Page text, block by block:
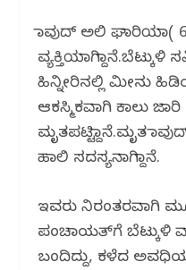
ದಾವುದ್ ಅಲಿ ಘಾರಿಯಾ(
ಹಿನ್ನೀರಿನಲ್ಲಿ ಮೀನು
ಆಕಸ್ಮಿಕವಾಗಿ ಕಾಲು
ಮೃತಪಟ್ಟಿದ್ದಾನೆ.ಮೃತ
ಹಾಲಿ ಸದಸ್ಯನಾಗಿದ್ದಾನೆ.
ಇವರು ನಿರಂತರವಾಗಿ
ಪಂಚಾಯತ್‌ಗೆ ಬೆಟ್ಕುಳಿ
ಬಂದಿದ್ದು, ಕಳೆದ